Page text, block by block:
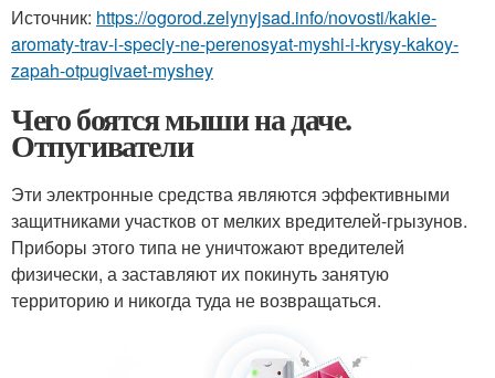
Источник: https://ogorod.zelynyjsad.info/novosti/kakie-
aromaty-trav-i-speciy-ne-perenosyat-myshi-i-krysy-kakoy-
zapah-otpugivaet-myshey
Чего боятся мыши на даче.
Отпугиватели
Эти электронные средства являются эффективными
защитниками участков от мелких вредителей-грызунов.
Приборы этого типа не уничтожают вредителей
физически, а заставляют их покинуть занятую
территорию и никогда туда не возвращаться.